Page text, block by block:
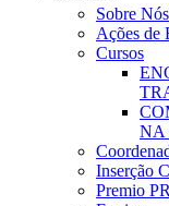
Sobre Nós
Ações de
Cursos
NA
Inserção
Premio